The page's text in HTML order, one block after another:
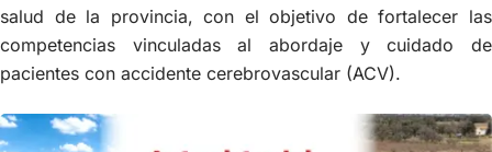
salud de la provincia, con el objetivo de fortalecer las
competencias vinculadas al abordaje y cuidado de
pacientes con accidente cerebrovascular (ACV).